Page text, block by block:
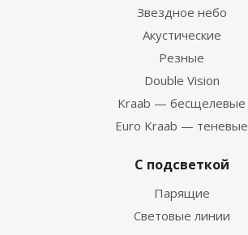
Звездное небо
Акустические
Резные
Double Vision
Kraab — бесщелевые
Euro Kraab — теневые
С подсветкой
Парящие
Световые линии